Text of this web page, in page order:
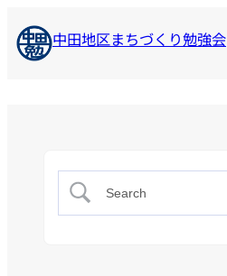
中田地区まちづくり勉強会